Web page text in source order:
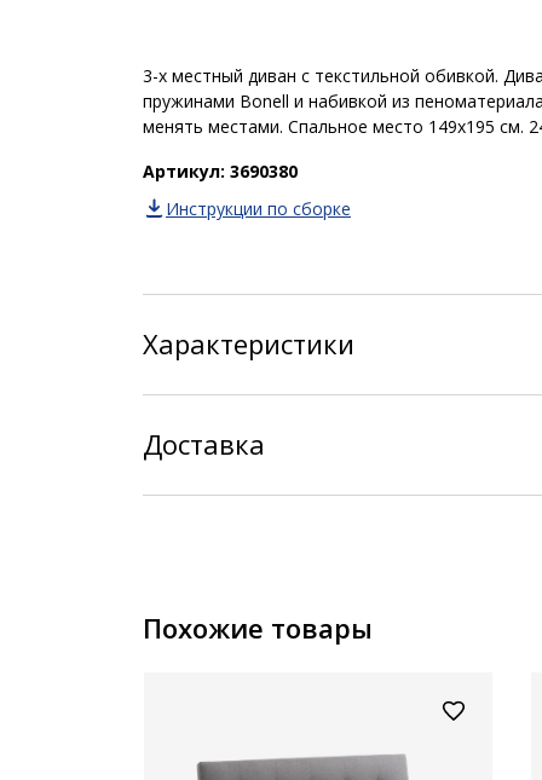
3-х местный диван с текстильной обивкой.
пружинами Bonell и набивкой из
менять местами. Спальное место 149х195 см.
Артикул: 3690380
Инструкции по сборке
Характеристики
Доставка
Похожие товары